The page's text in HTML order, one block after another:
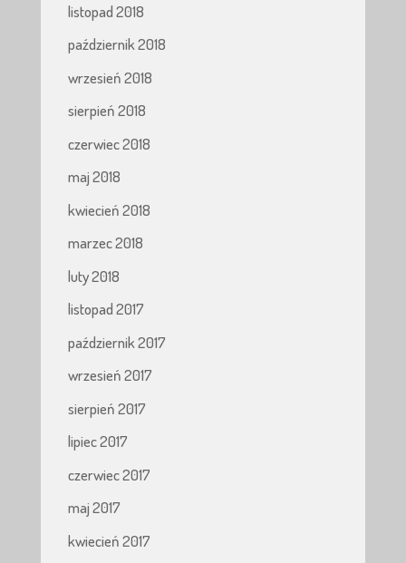
listopad 2018
październik 2018
wrzesień 2018
sierpień 2018
czerwiec 2018
maj 2018
kwiecień 2018
marzec 2018
luty 2018
listopad 2017
październik 2017
wrzesień 2017
sierpień 2017
lipiec 2017
czerwiec 2017
maj 2017
kwiecień 2017